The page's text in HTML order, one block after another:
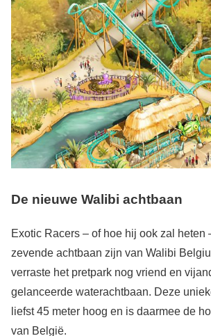
De nieuwe Walibi achtbaan
Exotic Racers – of hoe hij ook zal heten
zevende achtbaan zijn van Walibi
verraste het pretpark nog vriend en
gelanceerde waterachtbaan. Deze
liefst 45 meter hoog en is daarmee de
van België.